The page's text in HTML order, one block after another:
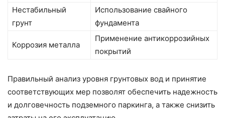
Нестабильный
грунт
Использование свайного
фундамента
Коррозия металла
Применение антикоррозийных
покрытий
Правильный анализ уровня грунтовых вод и принятие
соответствующих мер позволят обеспечить надежность
и долговечность подземного паркинга, а также снизить